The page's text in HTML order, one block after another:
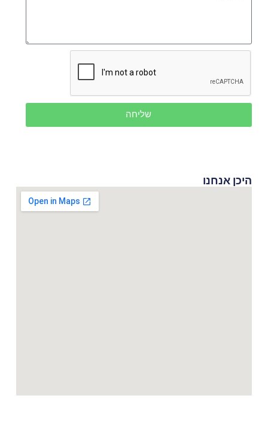
שליחה
היכן אנחנו